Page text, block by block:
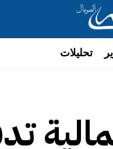
تحليلات